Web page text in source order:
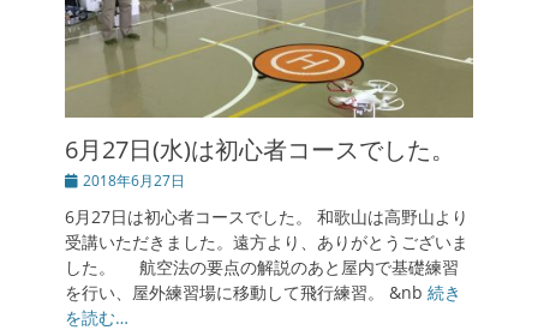
6月27日(水)は初心者コースでした。
投
日
2018年6月27日
6月27日は初心者コースでした。 和歌山は高野山より
受講いただきました。遠方より、ありがとうございま
した。 航空法の要点の解説のあと屋内で基礎練習
を行い、屋外練習場に移動して飛行練習。 &nb 続き
を読む…